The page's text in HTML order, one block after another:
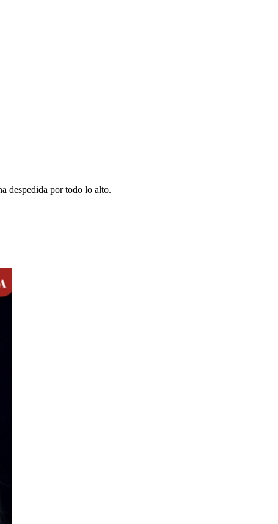
despedida por todo lo alto.